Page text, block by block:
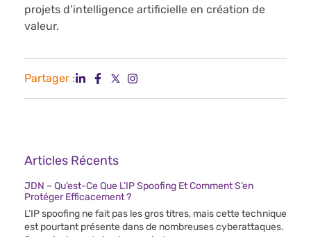
projets d’intelligence artificielle en création de
valeur.
Partager :
Articles Récents
JDN – Qu’est-Ce Que L’IP Spoofing Et Comment S’en
Protéger Efficacement ?
L’IP spoofing ne fait pas les gros titres, mais cette technique
est pourtant présente dans de nombreuses cyberattaques.